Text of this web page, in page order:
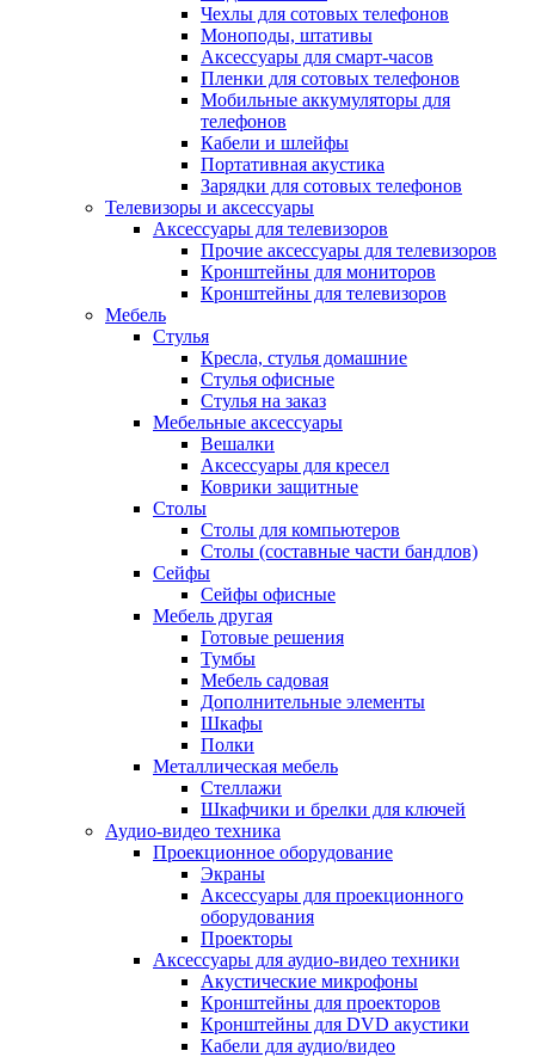
Чехлы для сотовых телефонов
Моноподы, штативы
Аксессуары для смарт-часов
Пленки для сотовых телефонов
Мобильные аккумуляторы для
телефонов
Кабели и шлейфы
Портативная акустика
Зарядки для сотовых телефонов
Телевизоры и аксессуары
Аксессуары для телевизоров
Прочие аксессуары для телевизоров
Кронштейны для мониторов
Кронштейны для телевизоров
Мебель
Стулья
Кресла, стулья домашние
Стулья офисные
Стулья на заказ
Мебельные аксессуары
Вешалки
Аксессуары для кресел
Коврики защитные
Столы
Столы для компьютеров
Столы (составные части бандлов)
Сейфы
Сейфы офисные
Мебель другая
Готовые решения
Тумбы
Мебель садовая
Дополнительные элементы
Шкафы
Полки
Металлическая мебель
Стеллажи
Шкафчики и брелки для ключей
Аудио-видео техника
Проекционное оборудование
Экраны
Аксессуары для проекционного
оборудования
Проекторы
Аксессуары для аудио-видео техники
Акустические микрофоны
Кронштейны для проекторов
Кронштейны для DVD акустики
Кабели для аудио/видео